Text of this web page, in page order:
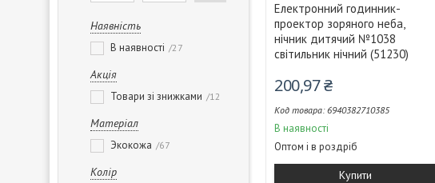
Наявність
В наявності 27
Акція
Товари зі знижками 12
Матеріал
Экокожа 67
Колір
Електронний годинник-
проектор зоряного неба,
нічник дитячий №1038
світильник нічний (51230)
200,97 ₴
6940382710385
В наявності
Оптом і в роздріб
Купити